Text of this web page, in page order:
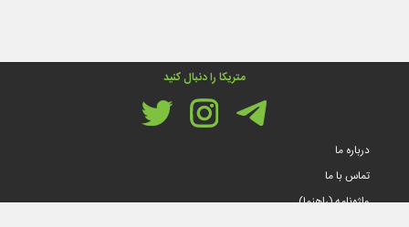
متریکا را دنبال کنید
درباره ما
تماس با ما
واژه‌نامه (راهنما)